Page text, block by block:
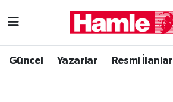
Güncel Yazarlar Resmi İlanlar
Güncel
Muğla Nöbetçi Eczaneler